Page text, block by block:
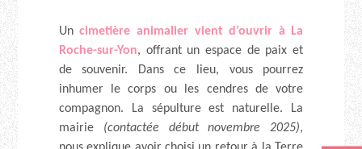
Uncimetière animalier vient d’ouvrir à La
Roche-sur-Yon, offrant un espace de paix et
de souvenir. Dans ce lieu, vous pourrez
inhumer le corps ou les cendres de votre
compagnon. La sépulture est naturelle. La
mairie (contactée début novembre 2025),